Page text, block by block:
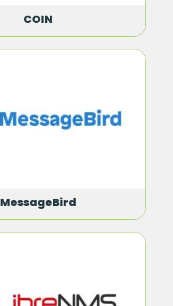
COIN
MessageBird